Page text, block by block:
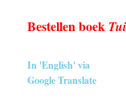
Bestellen boek
In 'English' via
Google Translate